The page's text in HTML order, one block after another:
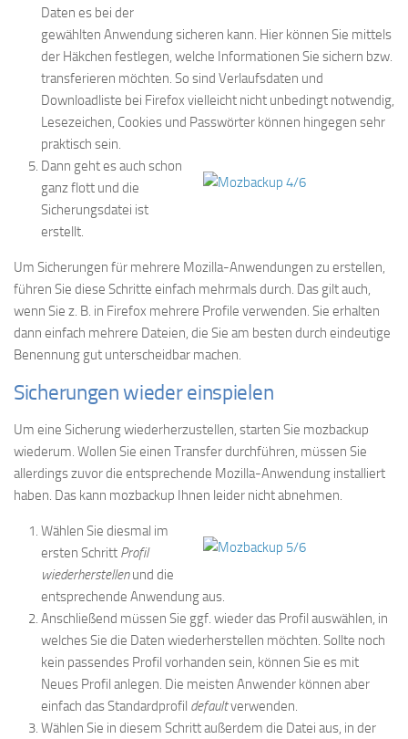
Daten es bei der
gewählten Anwendung sicheren kann. Hier können Sie mittels
der Häkchen festlegen, welche Informationen Sie sichern bzw.
transferieren möchten. So sind Verlaufsdaten und
Downloadliste bei Firefox vielleicht nicht unbedingt notwendig,
Lesezeichen, Cookies und Passwörter können hingegen sehr
praktisch sein.
Dann geht es auch schon
ganz flott und die
Sicherungsdatei ist
erstellt.
Um Sicherungen für mehrere Mozilla-Anwendungen zu erstellen,
führen Sie diese Schritte einfach mehrmals durch. Das gilt auch,
wenn Sie z. B. in Firefox mehrere Profile verwenden. Sie erhalten
dann einfach mehrere Dateien, die Sie am besten durch eindeutige
Benennung gut unterscheidbar machen.
Sicherungen wieder einspielen
Um eine Sicherung wiederherzustellen, starten Sie mozbackup
wiederum. Wollen Sie einen Transfer durchführen, müssen Sie
allerdings zuvor die entsprechende Mozilla-Anwendung installiert
haben. Das kann mozbackup Ihnen leider nicht abnehmen.
Wählen Sie diesmal im
ersten Schritt Profil
wiederherstellenund die
entsprechende Anwendung aus.
Anschließend müssen Sie ggf. wieder das Profil auswählen, in
welches Sie die Daten wiederherstellen möchten. Sollte noch
kein passendes Profil vorhanden sein, können Sie es mit
Neues Profil anlegen. Die meisten Anwender können aber
einfach das Standardprofil defaultverwenden.
Wählen Sie in diesem Schritt außerdem die Datei aus, in der